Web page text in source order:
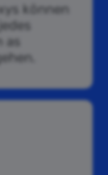
können
as